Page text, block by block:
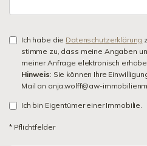
Ich habe die Datenschutzerklärung
stimme zu, dass meine Angaben
meiner Anfrage elektronisch
Hinweis: Sie können Ihre
Mail an anja.wolff@aw-
Ich bin Eigentümer einer Immobilie.
* Pflichtfelder